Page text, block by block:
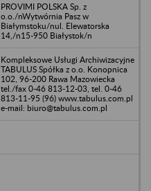
PROVIMI POLSKA Sp. z
o.o./nWytwórnia Pasz w
Białymstoku/nul. Elewatorska
14,/n15-950 Białystok/n
Kompleksowe Usługi Archiwizacyjne
TABULUS Spółka z o.o. Konopnica
102, 96-200 Rawa Mazowiecka
tel./fax 0-46 813-12-03, tel. 0-46
813-11-95 (96) www.tabulus.com.pl
e-mail: biuro@tabulus.com.pl